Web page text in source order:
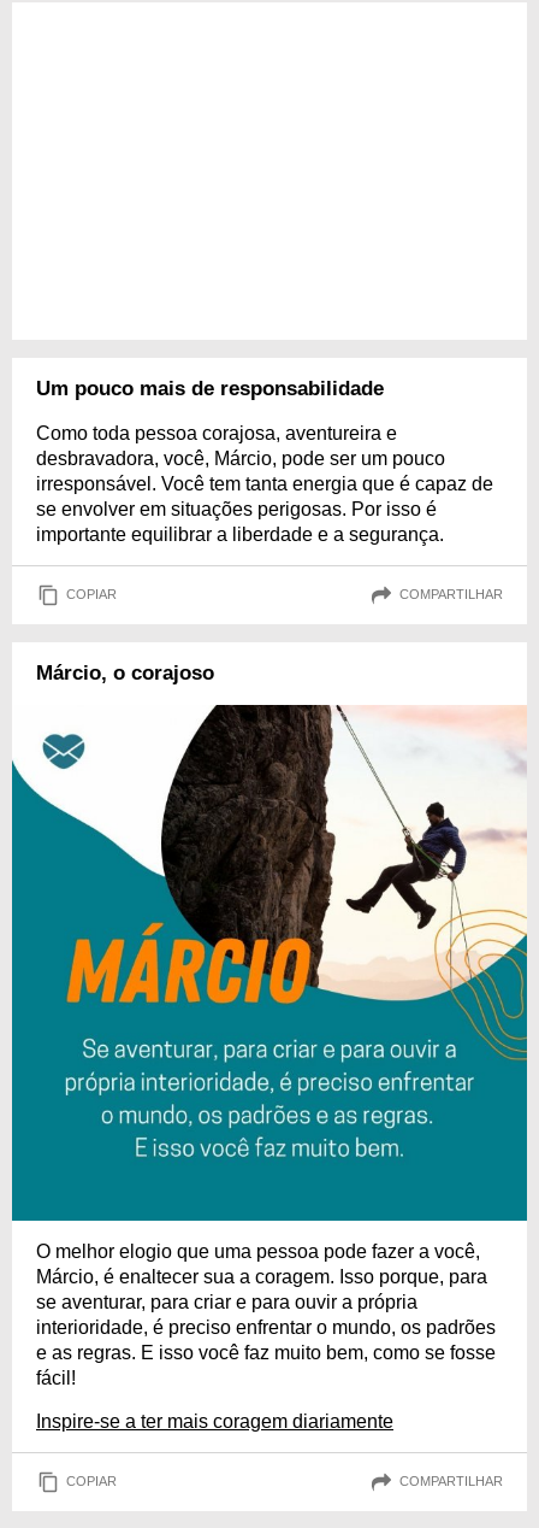
Um pouco mais de responsabilidade
Como toda pessoa corajosa, aventureira e
desbravadora, você, Márcio, pode ser um pouco
irresponsável. Você tem tanta energia que é capaz de
se envolver em situações perigosas. Por isso é
importante equilibrar a liberdade e a segurança.
COPIAR COMPARTILHAR
Márcio, o corajoso
O melhor elogio que uma pessoa pode fazer a você,
Márcio, é enaltecer sua a coragem. Isso porque, para
se aventurar, para criar e para ouvir a própria
interioridade, é preciso enfrentar o mundo, os padrões
e as regras. E isso você faz muito bem, como se fosse
fácil!
Inspire-se a ter mais coragem diariamente
COPIAR COMPARTILHAR